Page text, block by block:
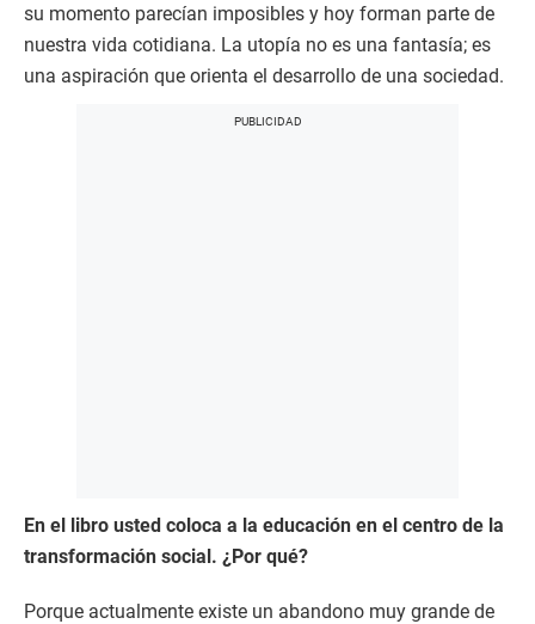
su momento parecían imposibles y hoy forman parte de
nuestra vida cotidiana. La utopía no es una fantasía; es
una aspiración que orienta el desarrollo de una sociedad.
En el libro usted coloca a la educación en el centro de la
transformación social. ¿Por qué?
Porque actualmente existe un abandono muy grande de